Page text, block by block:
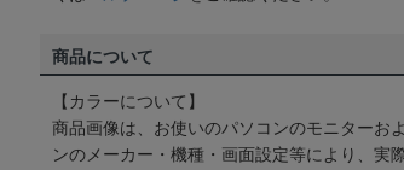
商品について
【カラーについて】
商品画像は、お使いのパソコンのモニターお
ンのメーカー・機種・画面設定等により、実